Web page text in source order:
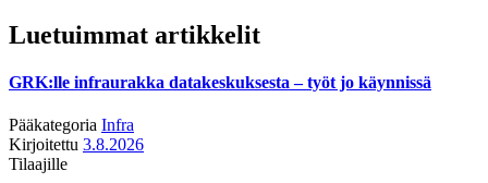
Luetuimmat artikkelit
GRK:lle infraurakka datakeskuksesta – työt jo käynnissä
Pääkategoria Infra
Kirjoitettu 3.8.2026
Tilaajille